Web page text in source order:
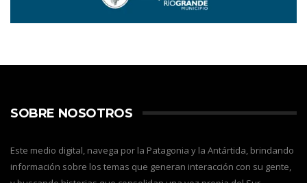
SOBRE NOSOTROS
Este medio digital, navega por la Patagonia y la Antártida, brindando
información sobre los temas que generan interacción con su gente,